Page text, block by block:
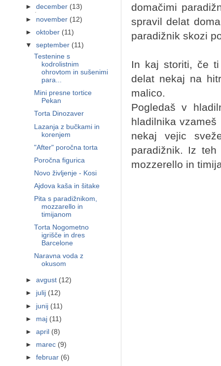
domačimi
spravil delat
paradižnik skozi
In kaj storiti, če
delat nekaj na
malico.
Pogledaš v
hladilnika
nekaj vejic
paradižnik. Iz teh
mozzerello in
►december (13)
► november (12)
►oktober (11)
▼september (11)
Testenine s
kodrolistnim
ohrovtom in sušenimi
para...
Mini presne tortice
Pekan
Torta Dinozaver
Lazanja z bučkami in
korenjem
"After" poročna torta
Poročna figurica
Novo življenje - Kosi
Ajdova kaša in šitake
Pita s paradižnikom,
mozzarello in
timijanom
Torta Nogometno
igrišče in dres
Barcelone
Naravna voda z
okusom
►avgust (12)
► julij (12)
► junij (11)
► maj (11)
►april (8)
► marec (9)
►februar (6)